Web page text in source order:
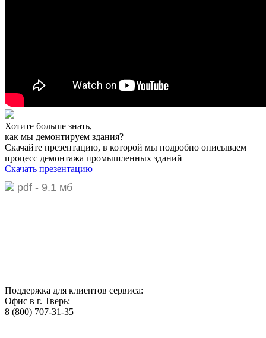
Хотите больше знать,
как мы демонтируем здания?
Скачайте презентацию, в которой мы подробно описываем
процесс демонтажа промышленных зданий
Скачать презентацию
pdf - 9.1 мб
Поддержка для клиентов сервиса:
Офис в г. Тверь:
8 (800) 707-31-35